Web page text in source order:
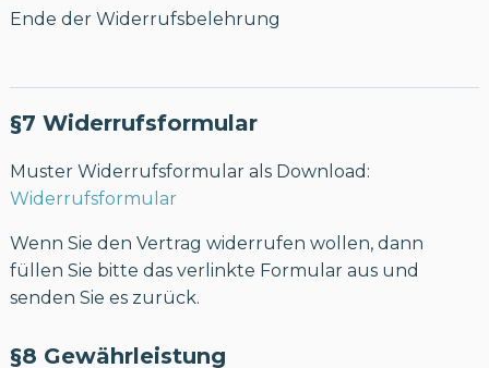
Ende der Widerrufsbelehrung
§7 Widerrufsformular
Muster Widerrufsformular als Download:
Widerrufsformular
Wenn Sie den Vertrag widerrufen wollen, dann
füllen Sie bitte das verlinkte Formular aus und
senden Sie es zurück.
§8 Gewährleistung